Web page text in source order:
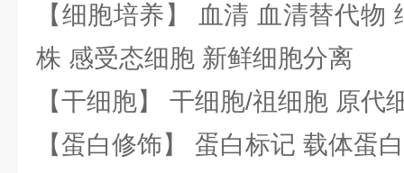
【细胞培养】 血清 血清替代物
株 感受态细胞 新鲜细胞分离
【干细胞】 干细胞/祖细胞 原代
【蛋白修饰】 蛋白标记 载体蛋